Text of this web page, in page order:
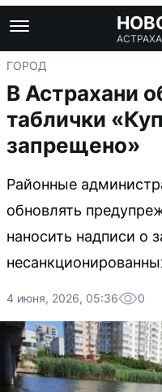
ГОРОД
В Астрахани
таблички
запрещено»
Районные
обновлять
наносить надписи о
4 июня, 2026, 05:36 0